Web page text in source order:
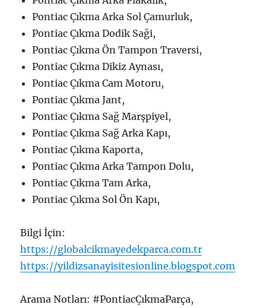
Pontiac Çıkma Arka Sol Çamurluk,
Pontiac Çıkma Dodik Saği,
Pontiac Çıkma Ön Tampon Traversi,
Pontiac Çıkma Dikiz Aynası,
Pontiac Çıkma Cam Motoru,
Pontiac Çıkma Jant,
Pontiac Çıkma Sağ Marşpiyel,
Pontiac Çıkma Sağ Arka Kapı,
Pontiac Çıkma Kaporta,
Pontiac Çıkma Arka Tampon Dolu,
Pontiac Çıkma Tam Arka,
Pontiac Çıkma Sol Ön Kapı,
Bilgi İçin:
https://globalcikmayedekparca.com.tr
https://yildizsanayisitesionline.blogspot.com
Arama Notları: #PontiacÇıkmaParça,